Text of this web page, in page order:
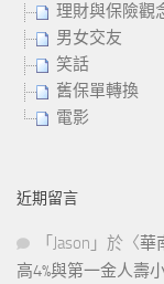
理財與保險觀
男女交友
笑話
舊保單轉換
電影
近期留言
「 Jason 」於〈華
高4%與第一金人壽